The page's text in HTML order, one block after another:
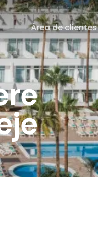
Área de clientes